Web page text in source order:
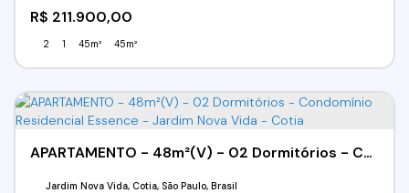
R$ 211.900,00
2 1 45m² 45m²
APARTAMENTO - 48m²(V) - 02 Dormitórios - Condomínio Residencial Essence - Jardim Nova Vida - Cotia
Jardim Nova Vida, Cotia, São Paulo, Brasil